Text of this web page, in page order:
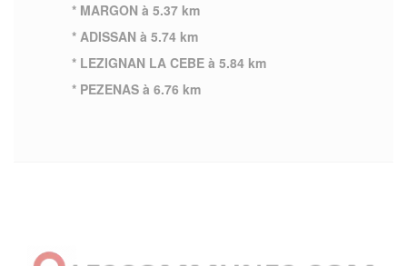
* MARGON à 5.37 km
* ADISSAN à 5.74 km
* LEZIGNAN LA CEBE à 5.84 km
* PEZENAS à 6.76 km